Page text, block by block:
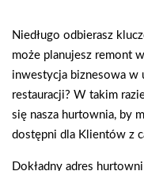
Niedługo odbierasz
może planujesz remont
inwestycja biznesowa w
restauracji? W takim
się nasza hurtownia, by
dostępni dla Klientów z
Dokładny adres